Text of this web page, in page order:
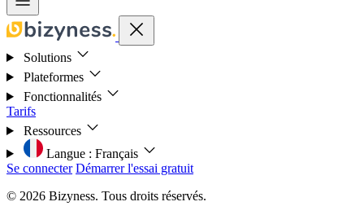
Solutions
Plateformes
Fonctionnalités
Tarifs
Ressources
Langue : Français
Se connecter Démarrer l'essai gratuit
© 2026 Bizyness. Tous droits réservés.